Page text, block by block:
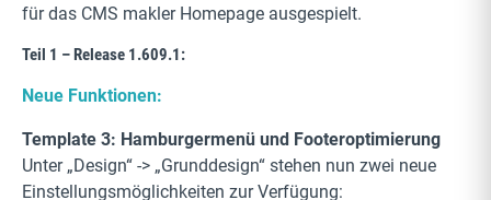
für das CMS makler Homepage ausgespielt.
Teil 1 – Release 1.609.1:
Neue Funktionen:
Template 3: Hamburgermenü und Footeroptimierung
Unter „Design“ -> „Grunddesign“ stehen nun zwei neue
Einstellungsmöglichkeiten zur Verfügung: